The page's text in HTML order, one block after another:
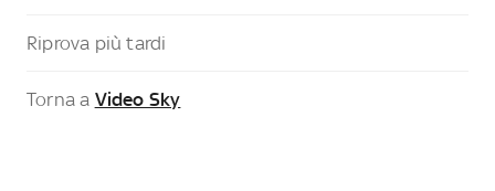
Riprova più tardi
Torna a Video Sky